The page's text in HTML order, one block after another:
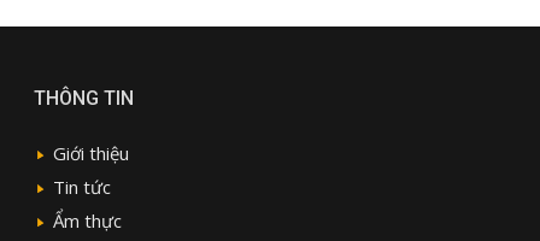
THÔNG TIN
Giới thiệu
Tin tức
Ẩm thực